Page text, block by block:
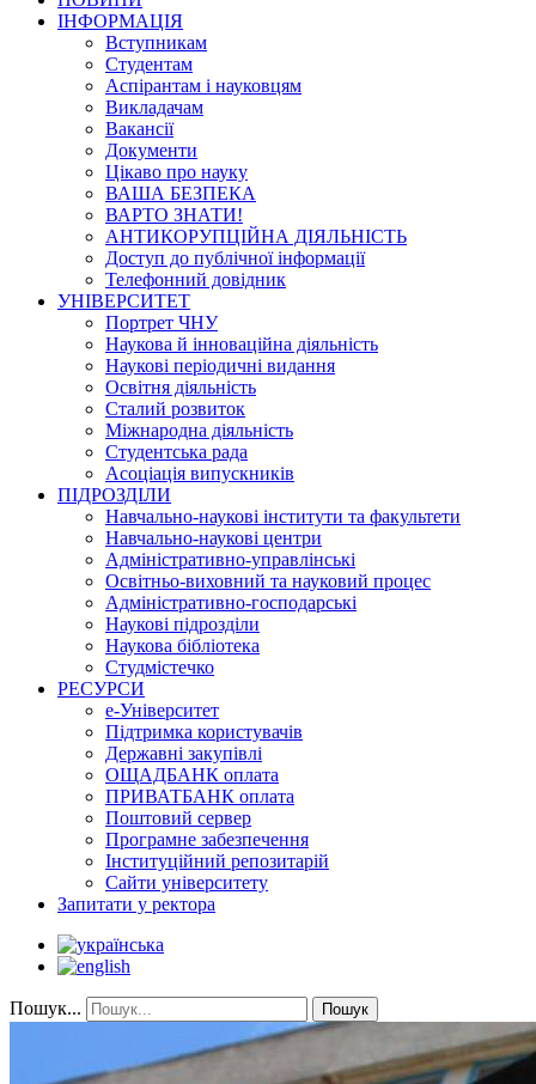
ІНФОРМАЦІЯ
Вступникам
Студентам
Аспірантам і науковцям
Викладачам
Вакансії
Документи
Цікаво про науку
ВАША БЕЗПЕКА
ВАРТО ЗНАТИ!
АНТИКОРУПЦІЙНА ДІЯЛЬНІСТЬ
Доступ до публічної інформації
Телефонний довідник
УНІВЕРСИТЕТ
Портрет ЧНУ
Наукова й інноваційна діяльність
Наукові періодичні видання
Освітня діяльність
Сталий розвиток
Міжнародна діяльність
Студентська рада
Асоціація випускників
ПІДРОЗДІЛИ
Навчально-наукові інститути та факультети
Навчально-наукові центри
Адміністративно-управлінські
Освітньо-виховний та науковий процес
Адміністративно-господарські
Наукові підрозділи
Наукова бібліотека
Студмістечко
РЕСУРСИ
е-Університет
Підтримка користувачів
Державні закупівлі
ОЩАДБАНК оплата
ПРИВАТБАНК оплата
Поштовий сервер
Програмне забезпечення
Інституційний репозитарій
Сайти університету
Запитати у ректора
Пошук... Пошук